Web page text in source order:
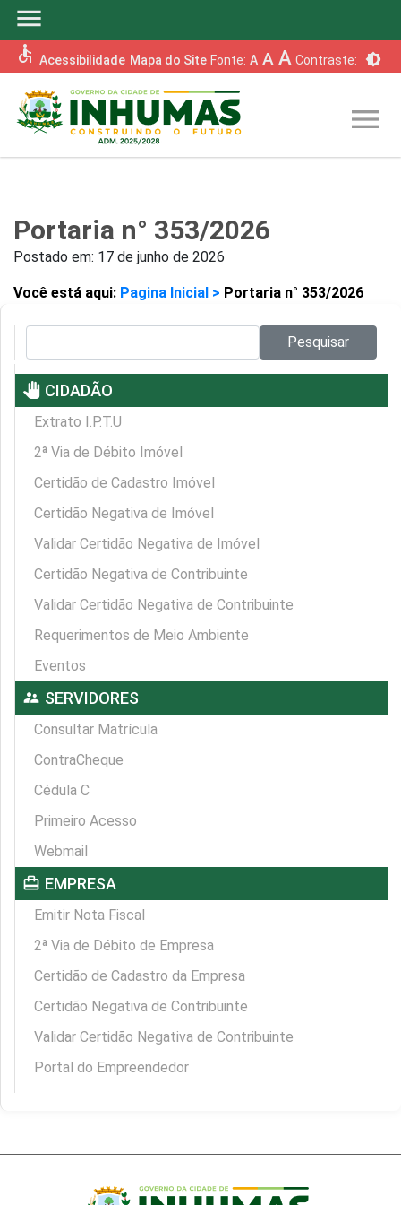
menu
accessible Acessibilidade Mapa do Site Fonte: A A A Contraste: brightness_6
menu
Portaria n° 353/2026
Postado em: 17 de junho de 2026
Você está aqui: Pagina Inicial > Portaria n° 353/2026
Pesquisar
pan_tool CIDADÃO
Extrato I.P.T.U
2ª Via de Débito Imóvel
Certidão de Cadastro Imóvel
Certidão Negativa de Imóvel
Validar Certidão Negativa de Imóvel
Certidão Negativa de Contribuinte
Validar Certidão Negativa de Contribuinte
Requerimentos de Meio Ambiente
Eventos
supervisor_account SERVIDORES
Consultar Matrícula
ContraCheque
Cédula C
Primeiro Acesso
Webmail
card_travel EMPRESA
Emitir Nota Fiscal
2ª Via de Débito de Empresa
Certidão de Cadastro da Empresa
Certidão Negativa de Contribuinte
Validar Certidão Negativa de Contribuinte
Portal do Empreendedor